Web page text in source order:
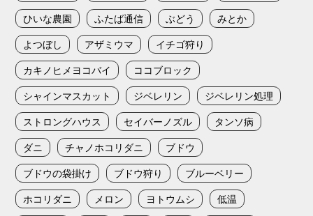
ひいな農園
ふたば通信 ぶどう
みとか
よつぼし
アザミウマ
イチゴ狩り
カキノヒメヨコバイ
ココブロック
シャインマスカット
ジベレリン
ジベレリン処理
ストロングハウス
セイバーノズル
タンソ病
ダニ
チャノホコリダニ
ブドウ
ブドウの袋掛け
ブドウ狩り
ブルーベリー
ホコリダニ
メロン ヨトウムシ
低温